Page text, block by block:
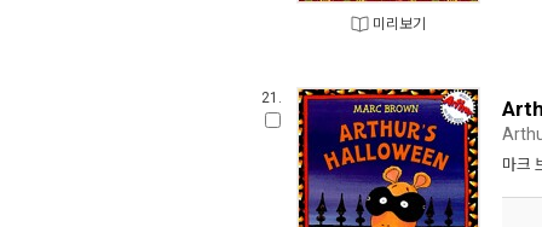
미리보기
21.
마크